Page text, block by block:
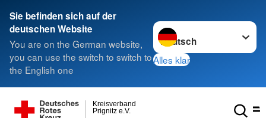
Sie befinden sich auf der
deutschen Website
You are on the German website,
you can use the switch to switch to
the English one
Sprache wechseln zu
Alles klar
Prignitz e.V.
Kreisverband